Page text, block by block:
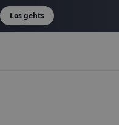
Los gehts